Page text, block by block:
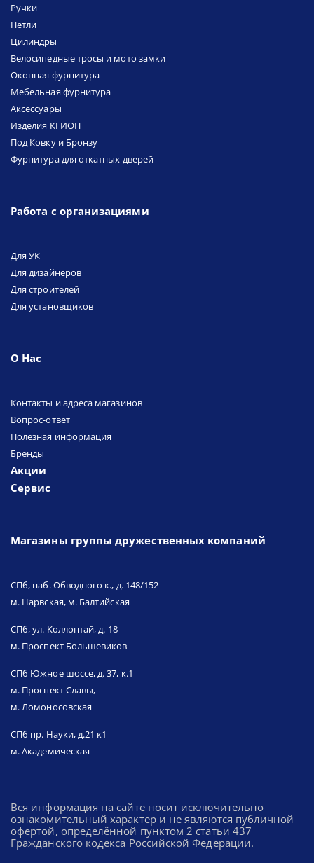
Ручки
Петли
Цилиндры
Велосипедные тросы и мото замки
Оконная фурнитура
Мебельная фурнитура
Аксессуары
Изделия КГИОП
Под Ковку и Бронзу
Фурнитура для откатных дверей
Работа с организациями
Для УК
Для дизайнеров
Для строителей
Для установщиков
О Нас
Контакты и адреса магазинов
Вопрос-ответ
Полезная информация
Бренды
Акции
Сервис
Магазины группы дружественных компаний
СПб, наб. Обводного к., д. 148/152
м. Нарвская, м. Балтийская
СПб, ул. Коллонтай, д. 18
м. Проспект Большевиков
СПб Южное шоссе, д. 37, к.1
м. Проспект Славы,
м. Ломоносовская
СПб пр. Науки, д.21 к1
м. Академическая
Вся информация на сайте носит исключительно
ознакомительный характер и не являются публичной
офертой, определённой пунктом 2 статьи 437
Гражданского кодекса Российской Федерации.